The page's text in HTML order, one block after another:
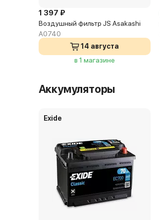
1 397 ₽
Воздушный фильтр JS Asakashi
A0740
14 августа
в 1 магазине
Аккумуляторы
Exide